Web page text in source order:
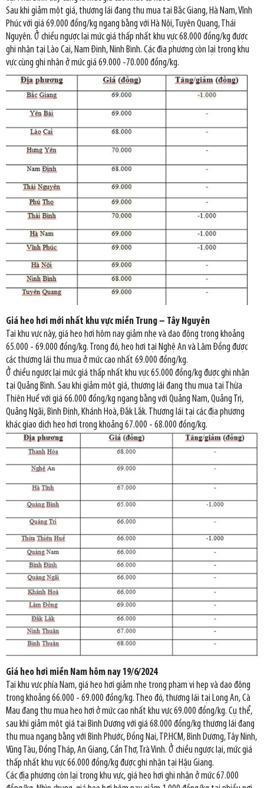
Sau khi giảm một giá, thương lái đang thu mua tại Bắc Giang, Hà Nam, Vĩnh
Phúc với giá 69.000 đồng/kg ngang bằng với Hà Nội, Tuyên Quang, Thái
Nguyên. Ở chiều ngược lại mức giá thấp nhất khu vực 68.000 đồng/kg được
ghi nhận tại Lào Cai, Nam Định, Ninh Bình. Các địa phương còn lại trong khu
vực cùng ghi nhận ở mức giá 69.000 -70.000 đồng/kg.
Giá heo hơi mới nhất khu vực miền Trung – Tây Nguyên
Tại khu vực này, giá heo hơi hôm nay giảm nhẹ và dao động trong khoảng
65.000 - 69.000 đồng/kg. Trong đó, heo hơi tại Nghệ An và Lâm Đồng được
các thương lái thu mua ở mức cao nhất 69.000 đồng/kg.
Ở chiều ngược lại mức giá thấp nhất khu vực 65.000 đồng/kg được ghi nhận
tại Quảng Bình. Sau khi giảm một giá, thương lái đang thu mua tại Thừa
Thiên Huế với giá 66.000 đồng/kg ngang bằng với Quảng Nam, Quảng Trị,
Quảng Ngãi, Bình Định, Khánh Hoà, Đắk Lắk. Thương lái tại các địa phương
khác giao dịch heo hơi trong khoảng 67.000 - 68.000 đồng/kg.
Giá heo hơi miền Nam hôm nay 19/6/2024
Tại khu vực phía Nam, giá heo hơi giảm nhẹ trong phạm vi hẹp và dao động
trong khoảng 66.000 - 69.000 đồng/kg. Theo đó, thương lái tại Long An, Cà
Mau đang thu mua heo hơi ở mức cao nhất khu vực 69.000 đồng/kg. Cụ thể,
sau khi giảm một giá tại Bình Dương với giá 68.000 đồng/kg thương lái đang
thu mua ngang bằng với Bình Phước, Đồng Nai, TP.HCM, Bình Dương, Tây Ninh,
Vũng Tàu, Đồng Tháp, An Giang, Cần Thơ, Trà Vinh. Ở chiều ngược lại, mức giá
thấp nhất khu vực 66.000 đồng/kg được ghi nhận tại Hậu Giang.
Các địa phương còn lại trong khu vực, giá heo hơi ghi nhận ở mức 67.000